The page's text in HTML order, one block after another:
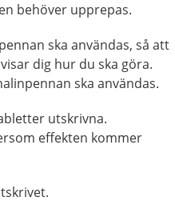
behöver upprepas.
ska användas, så att
dig hur du ska göra.
ska användas.
utskrivna.
effekten kommer